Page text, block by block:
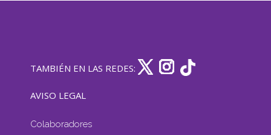
TAMBIÉN EN LAS REDES:
AVISO LEGAL
Colaboradores